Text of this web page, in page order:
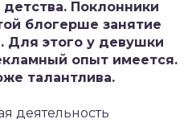
Поклонники
блогерше занятие
Для этого у девушки
опыт имеется.
талантлива.
деятельность